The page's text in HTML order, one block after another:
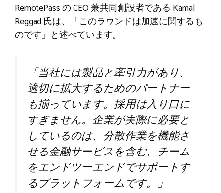
RemotePass の CEO 兼共同創設者である Kamal
Reggad 氏は、「このラウンドは加速に関するも
のです」と述べています。
「当社には製品と牽引力があり、
適切に拡大するためのパートナー
も揃っています。採用は入り口に
すぎません。企業が実際に必要と
しているのは、分散作業を機能さ
せる金融サービスを含む、チーム
をエンドツーエンドでサポートす
るプラットフォームです。」